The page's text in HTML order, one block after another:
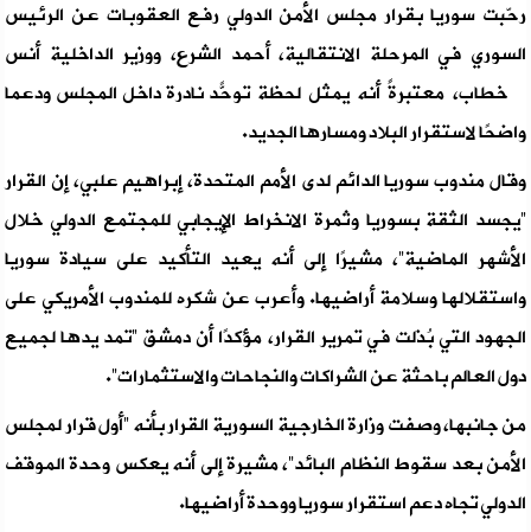
رحّبت سوريا بقرار مجلس الأمن الدولي رفع العقوبات عن الرئيس
السوري في المرحلة الانتقالية، أحمد الشرع، ووزير الداخلية أنس
خطاب، معتبرةً أنه يمثل لحظة توحّد نادرة داخل المجلس ودعمًا
واضحًا لاستقرار البلاد ومسارها الجديد.
وقال مندوب سوريا الدائم لدى الأمم المتحدة، إبراهيم علبي، إن القرار
“يجسد الثقة بسوريا وثمرة الانخراط الإيجابي للمجتمع الدولي خلال
الأشهر الماضية”، مشيرًا إلى أنه يعيد التأكيد على سيادة سوريا
واستقلالها وسلامة أراضيها. وأعرب عن شكره للمندوب الأمريكي على
الجهود التي بُذلت في تمرير القرار، مؤكدًا أن دمشق “تمد يدها لجميع
دول العالم باحثة عن الشراكات والنجاحات والاستثمارات”.
من جانبها، وصفت وزارة الخارجية السورية القرار بأنه “أول قرار لمجلس
الأمن بعد سقوط النظام البائد”، مشيرة إلى أنه يعكس وحدة الموقف
الدولي تجاه دعم استقرار سوريا ووحدة أراضيها.